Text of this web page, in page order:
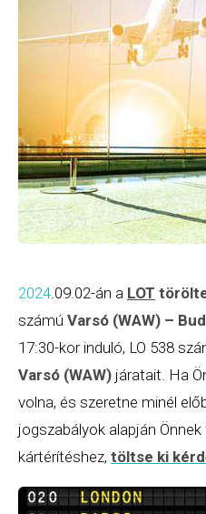
2024.09.02-án a LOT
számú Varsó (WAW) –
17:30-kor induló, LO 538
Varsó (WAW) járatait. Ha
volna, és szeretne minél
jogszabályok alapján
kártérítéshez, töltse ki